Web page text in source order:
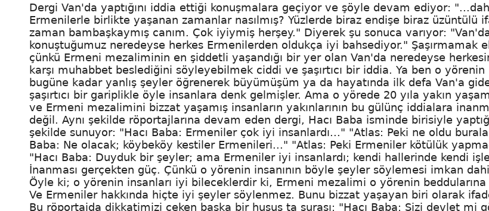
Dergi Van'da yaptığını iddia ettiği konuşmalara geçiyor ve şöyle devam ediyor:
Ermenilerle birlikte yaşanan zamanlar nasılmış? Yüzlerde biraz endişe biraz üzüntülü
zaman bambaşkaymış canım. Çok iyiymiş herşey." Diyerek şu sonuca varıyor:
konuştuğumuz neredeyse herkes Ermenilerden oldukça iyi bahsediyor." Şaşırmamak
çünkü Ermeni mezaliminin en şiddetli yaşandığı bir yer olan Van'da neredeyse
karşı muhabbet beslediğini söyleyebilmek ciddi ve şaşırtıcı bir iddia. Ya ben o yörenin
bugüne kadar yanlış şeyler öğrenerek büyümüşüm ya da hayatında ilk defa Van'a
şaşırtıcı bir gariplikle öyle insanlara denk gelmişler. Ama o yörede 20 yıla yakın
ve Ermeni mezalimini bizzat yaşamış insanların yakınlarının bu gülünç iddialara
değil. Aynı şekilde röportajlarına devam eden dergi, Hacı Baba isminde birisiyle
şekilde sunuyor: "Hacı Baba: Ermeniler çok iyi insanlardı..." "Atlas: Peki ne oldu
Baba: Ne olacak; köybeköy kestiler Ermenileri..." "Atlas: Peki Ermeniler kötülük
"Hacı Baba: Duyduk bir şeyler; ama Ermeniler iyi insanlardı; kendi hallerinde kendi
İnanması gerçekten güç. Çünkü o yörenin insanının böyle şeyler söylemesi imkan
Öyle ki; o yörenin insanları iyi bileceklerdir ki, Ermeni mezalimi o yörenin
Ve Ermeniler hakkında hiçte iyi şeyler söylenmez. Bunu bizzat yaşayan biri olarak
Bu röportajda dikkatimizi çeken başka bir husus ta şurası: "Hacı Baba: Sizi devlet mi